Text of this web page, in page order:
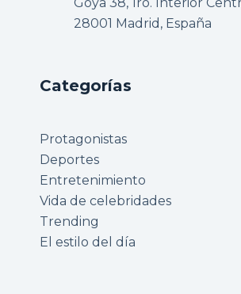
Goya 38, 1ro. Interior
28001 Madrid, España
Categorías
Protagonistas
Deportes
Entretenimiento
Vida de celebridades
Trending
El estilo del día